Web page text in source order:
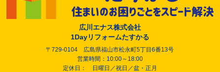
広川エナス株式会社
1Dayリフォームたすかる
〒729-0104 広島県福山市松永町5丁目6番13号
営業時間：10:00～18:00
定休日： 日曜日／祝日／盆・正月